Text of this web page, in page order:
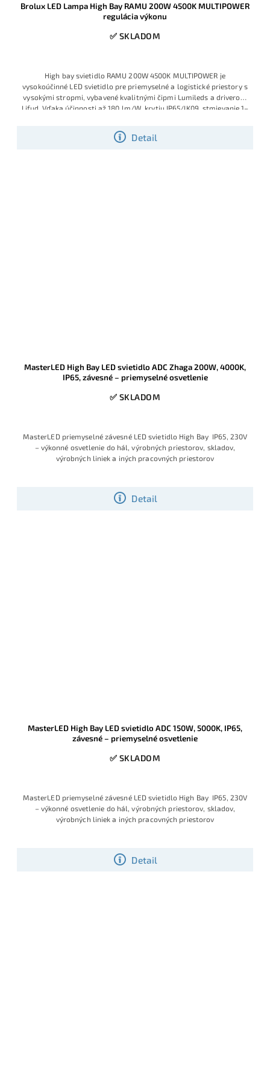
Brolux LED Lampa High Bay RAMU 200W 4500K MULTIPOWER
regulácia výkonu
✅ SKLADOM
Detail
High bay svietidlo RAMU 200W 4500K MULTIPOWER je
vysokoúčinné LED svietidlo pre priemyselné a logistické priestory s
vysokými stropmi, vybavené kvalitnými čipmi Lumileds a driverom
Lifud. Vďaka účinnosti až 180 lm/W, krytiu IP65/IK09, stmievanie 1–
115/155/200 W ponúka mimoriadne úspornú a spoľahlivú náhradu
za výbojkové svietidlá.
MasterLED High Bay LED svietidlo ADC Zhaga 200W, 4000K,
IP65, závesné – priemyselné osvetlenie
✅ SKLADOM
Detail
MasterLED priemyselné závesné LED svietidlo High Bay IP65, 230V
– výkonné osvetlenie do hál, výrobných priestorov, skladov,
výrobných liniek a iných pracovných priestorov
MasterLED High Bay LED svietidlo ADC 150W, 5000K, IP65,
závesné – priemyselné osvetlenie
✅ SKLADOM
Detail
MasterLED priemyselné závesné LED svietidlo High Bay IP65, 230V
– výkonné osvetlenie do hál, výrobných priestorov, skladov,
výrobných liniek a iných pracovných priestorov